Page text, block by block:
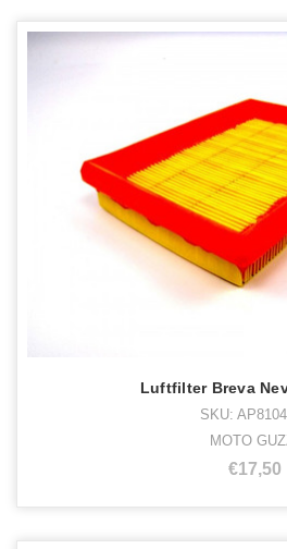
Luftfilter Breva
SKU:
MOTO
€17,50